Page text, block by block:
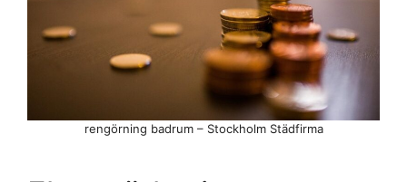
rengörning badrum – Stockholm Städfirma